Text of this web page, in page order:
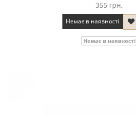
355 грн.
Немає в наявності
Немає в наявності